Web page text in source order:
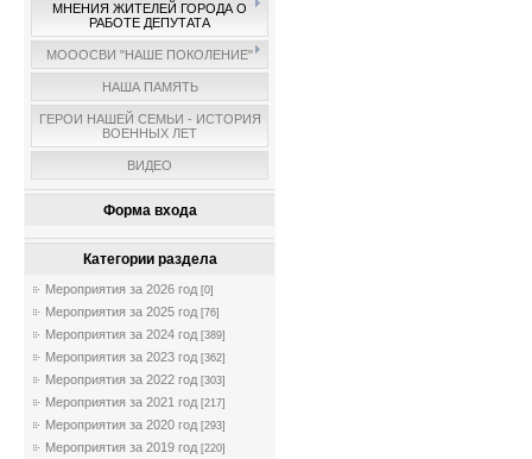
МНЕНИЯ ЖИТЕЛЕЙ ГОРОДА О
РАБОТЕ ДЕПУТАТА
МОООСВИ "НАШЕ ПОКОЛЕНИЕ"
НАША ПАМЯТЬ
ГЕРОИ НАШЕЙ СЕМЬИ - ИСТОРИЯ
ВОЕННЫХ ЛЕТ
ВИДЕО
Форма входа
Категории раздела
Мероприятия за 2026 год [0]
Мероприятия за 2025 год [76]
Мероприятия за 2024 год [389]
Мероприятия за 2023 год [362]
Мероприятия за 2022 год [303]
Мероприятия за 2021 год [217]
Мероприятия за 2020 год [293]
Мероприятия за 2019 год [220]